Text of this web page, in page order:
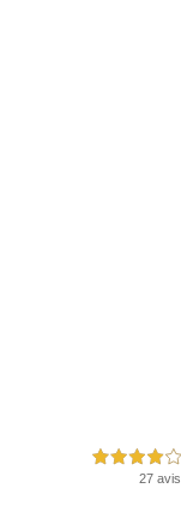
4,0 étoiles sur 5
27 avis